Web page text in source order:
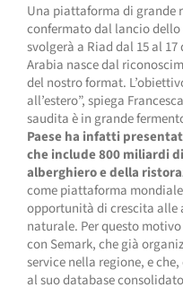
Una piattaforma di grande
confermato dal lancio
svolgerà a Riad dal 15 al
Arabia nasce dal
del nostro format.
all’estero”, spiega
saudita è in grande
Paese ha infatti
che include 800 miliardi
alberghiero e della
come piattaforma
opportunità di crescita alle
naturale. Per questo
con Semark, che già
service nella regione, e
al suo database